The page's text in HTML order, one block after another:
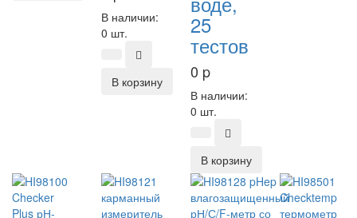
В наличии:
0 шт.
В корзину
25
тестов
0 p
В наличии:
0 шт.
В корзину